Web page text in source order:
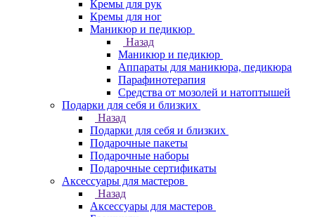
Кремы для рук
Кремы для ног
Маникюр и педикюр
Назад
Маникюр и педикюр
Аппараты для маникюра, педикюра
Парафинотерапия
Средства от мозолей и натоптышей
Подарки для себя и близких
Назад
Подарки для себя и близких
Подарочные пакеты
Подарочные наборы
Подарочные сертификаты
Аксессуары для мастеров
Назад
Аксессуары для мастеров